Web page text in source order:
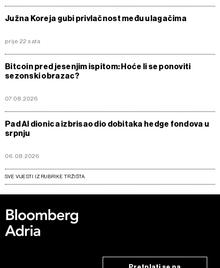
Južna Koreja gubi privlačnost među ulagačima
prije 22 sata
Bitcoin pred jesenjim ispitom: Hoće li se ponoviti
sezonski obrazac?
07.08.2026
Pad AI dionica izbrisao dio dobitaka hedge fondova u
srpnju
06.08.2026
SVE VIJESTI IZ RUBRIKE TRŽIŠTA